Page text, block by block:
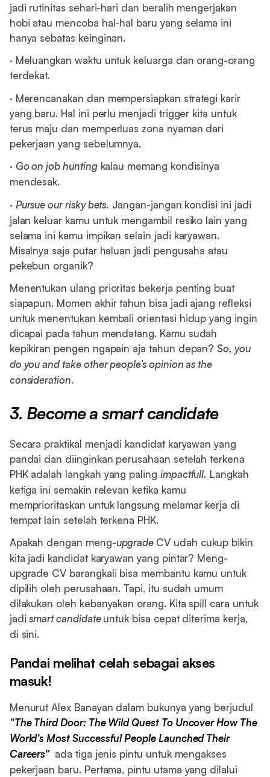
jadi rutinitas sehari-hari dan beralih mengerjakan
hobi atau mencoba hal-hal baru yang selama ini
hanya sebatas keinginan.
· Meluangkan waktu untuk keluarga dan orang-orang
terdekat.
· Merencanakan dan mempersiapkan strategi karir
yang baru. Hal ini perlu menjadi trigger kita untuk
terus maju dan memperluas zona nyaman dari
pekerjaan yang sebelumnya.
· Go on job huntingkalau memang kondisinya
mendesak.
· Pursue our risky bets. Jangan-jangan kondisi ini jadi
jalan keluar kamu untuk mengambil resiko lain yang
selama ini kamu impikan selain jadi karyawan.
Misalnya saja putar haluan jadi pengusaha atau
pekebun organik?
Menentukan ulang prioritas bekerja penting buat
siapapun. Momen akhir tahun bisa jadi ajang refleksi
untuk menentukan kembali orientasi hidup yang ingin
dicapai pada tahun mendatang. Kamu sudah
kepikiran pengen ngapain aja tahun depan?So, you
do you and take other people’s opinion as the
consideration.
3. Become a smart candidate
Secara praktikal menjadi kandidat karyawan yang
pandai dan diinginkan perusahaan setelah terkena
PHK adalah langkah yang paling impactfull. Langkah
ketiga ini semakin relevan ketika kamu
memprioritaskan untuk langsung melamar kerja di
tempat lain setelah terkena PHK.
Apakah dengan meng-upgrade CV udah cukup bikin
kita jadi kandidat karyawan yang pintar? Meng-
upgrade CV barangkali bisa membantu kamu untuk
dipilih oleh perusahaan. Tapi, itu sudah umum
dilakukan oleh kebanyakan orang. Kita spill cara untuk
jadismart candidateuntuk bisa cepat diterima kerja,
di sini.
Pandai melihat celah sebagai akses
masuk!
Menurut Alex Banayan dalam bukunya yang berjudul
“The Third Door: The Wild Quest To Uncover How The
World’s Most Successful People Launched Their
Careers” ada tiga jenis pintu untuk mengakses
pekerjaan baru. Pertama, pintu utama yang dilalui